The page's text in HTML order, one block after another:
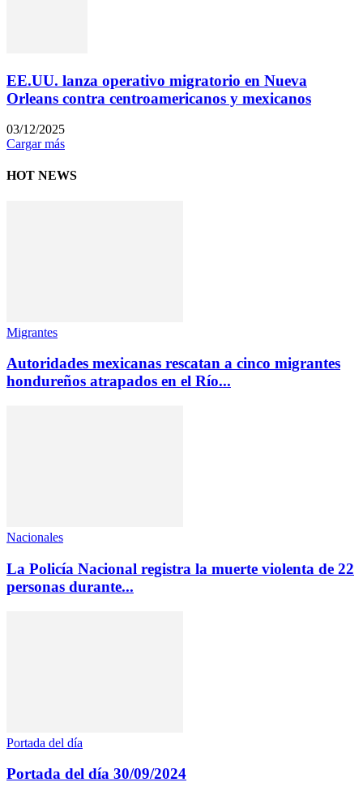
EE.UU. lanza operativo migratorio en Nueva
Orleans contra centroamericanos y mexicanos
03/12/2025
Cargar más
HOT NEWS
Migrantes
Autoridades mexicanas rescatan a cinco migrantes
hondureños atrapados en el Río...
Nacionales
La Policía Nacional registra la muerte violenta de 22
personas durante...
Portada del día
Portada del día 30/09/2024